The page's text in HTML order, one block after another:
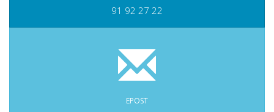
91 92 27 22
EPOST